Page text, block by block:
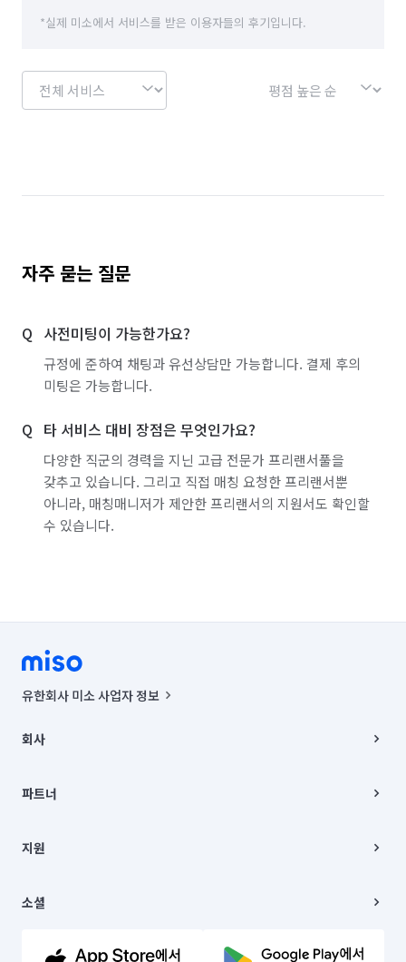
*실제 미소에서 서비스를 받은 이용자들의 후기입니다.
자주 묻는 질문
사전미팅이 가능한가요?
규정에 준하여 채팅과 유선상담만 가능합니다. 결제 후의
미팅은 가능합니다.
타 서비스 대비 장점은 무엇인가요?
다양한 직군의 경력을 지닌 고급 전문가 프리랜서풀을
갖추고 있습니다. 그리고 직접 매칭 요청한 프리랜서뿐
아니라, 매칭매니저가 제안한 프리랜서의 지원서도 확인할
수 있습니다.
유한회사 미소 사업자 정보
00019 |
주소 | 본사: 서울특별시 종로구 율곡로 6(중학동, 트윈트리빌딩) B동 5층
컨택센터 : 서울특별시 종로구 수송동 율곡로 24, 7층, 8층 미소
상품, 상품정보, 거래에 관한 의무와 책임은 거래당사자에게 있습니다.
언론 보도 관련 문의:
© 유한회사 미소. Miso, Inc. All Rights Reserved.
회사
채용
파트너
이사
지원
이용약관
문의하기
소셜
유튜브